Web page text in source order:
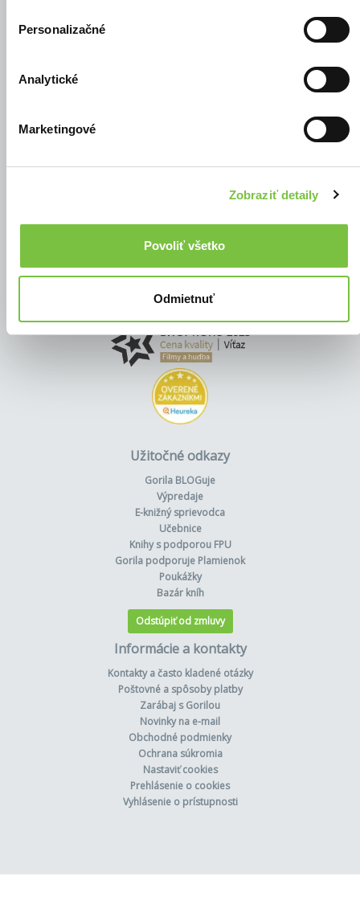
Personalizačné
Analytické
Marketingové
Zobraziť detaily
Povoliť všetko
Odmietnuť
Užitočné odkazy
Gorila BLOGuje
Výpredaje
E-knižný sprievodca
Učebnice
Knihy s podporou FPU
Gorila podporuje Plamienok
Poukážky
Bazár kníh
Odstúpiť od zmluvy
Informácie a kontakty
Kontakty a často kladené otázky
Poštovné a spôsoby platby
Zarábaj s Gorilou
Novinky na e-mail
Obchodné podmienky
Ochrana súkromia
Nastaviť cookies
Prehlásenie o cookies
Vyhlásenie o prístupnosti